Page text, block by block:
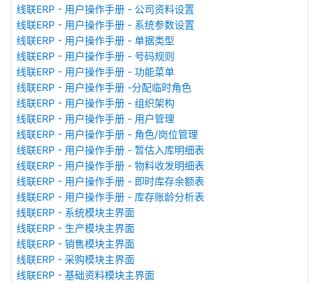
线联ERP - 用户操作手册 - 公司资料设置
线联ERP - 用户操作手册 - 系统参数设置
线联ERP - 用户操作手册 - 单据类型
线联ERP - 用户操作手册 - 号码规则
线联ERP - 用户操作手册 - 功能菜单
线联ERP - 用户操作手册 -分配临时角色
线联ERP - 用户操作手册 - 组织架构
线联ERP - 用户操作手册 - 用户管理
线联ERP - 用户操作手册 - 角色/岗位管理
线联ERP - 用户操作手册 - 暂估入库明细表
线联ERP - 用户操作手册 - 物料收发明细表
线联ERP - 用户操作手册 - 即时库存余额表
线联ERP - 用户操作手册 - 库存账龄分析表
线联ERP - 系统模块主界面
线联ERP - 生产模块主界面
线联ERP - 销售模块主界面
线联ERP - 采购模块主界面
线联ERP - 基础资料模块主界面